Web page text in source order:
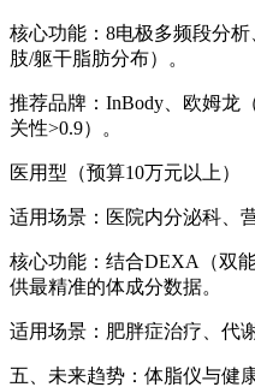
核心功能：8电极多频段分
肢/躯干脂肪分布）。
推荐品牌：InBody、欧姆龙
关性>0.9）。
医用型（预算10万元以上）
适用场景：医院内分泌科、
核心功能：结合DEXA（双
供最精准的体成分数据。
适用场景：肥胖症治疗、代
五、未来趋势：体脂仪与健